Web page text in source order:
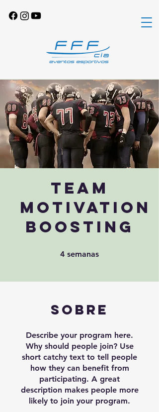
Team
Motivation
Boosting
4 semanas
Sobre
Describe your program here.
Why should people join? Use
short catchy text to tell people
how they can benefit from
participating. A great
description makes people more
likely to join your program.